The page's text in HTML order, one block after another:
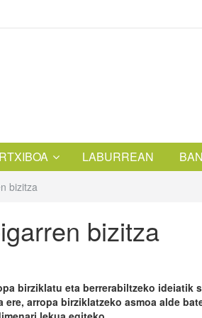
LABURREAN
bizitza
bizitza
birziklatu eta berrerabiltzeko ideiatik
ere, arropa birziklatzeko asmoa alde